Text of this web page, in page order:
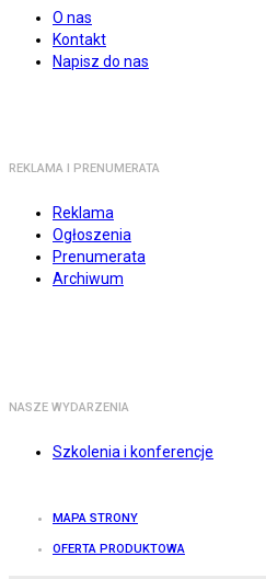
O nas
Kontakt
Napisz do nas
REKLAMA I PRENUMERATA
Reklama
Ogłoszenia
Prenumerata
Archiwum
NASZE WYDARZENIA
Szkolenia i konferencje
MAPA STRONY
OFERTA PRODUKTOWA